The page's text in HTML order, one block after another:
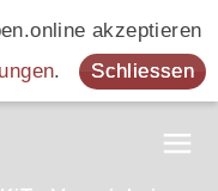
akzeptieren
. Schliessen